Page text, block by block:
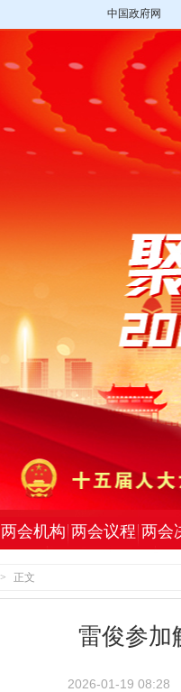
中国政府网
两会机构 两会议程 两会
> 正文
雷俊参加
2026-01-19 08:28